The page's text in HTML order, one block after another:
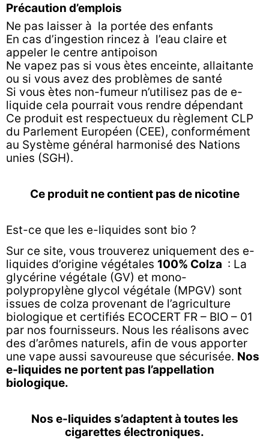
Précaution d’emplois
Ne pas laisser à la portée des enfants
En cas d’ingestion rincez à l’eau claire et
appeler le centre antipoison
Ne vapez pas si vous ètes enceinte, allaitante
ou si vous avez des problèmes de santé
Si vous ètes non-fumeur n’utilisez pas de e-
liquide cela pourrait vous rendre dépendant
Ce produit est respectueux du règlement CLP
du Parlement Européen (CEE), conformément
au Système général harmonisé des Nations
unies (SGH).
Ce produit ne contient pas de nicotine
Est-ce que les e-liquides sont bio ?
Sur ce site, vous trouverez uniquement des e-
liquides d’origine végétales 100% Colza : La
glycérine végétale (GV) et mono-
polypropylène glycol végétale (MPGV) sont
issues de colza provenant de l’agriculture
biologique et certifiés ECOCERT FR – BIO – 01
par nos fournisseurs. Nous les réalisons avec
des d’arômes naturels, afin de vous apporter
une vape aussi savoureuse que sécurisée. Nos
e-liquides ne portent pas l’appellation
biologique.
Nos e-liquides s’adaptent à toutes les
cigarettes électroniques.